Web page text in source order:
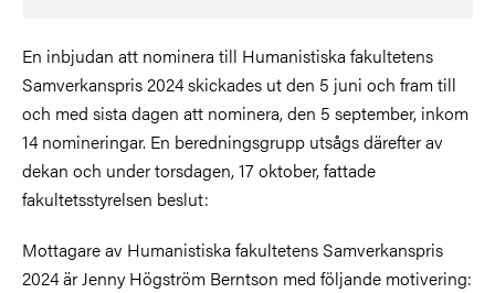
En inbjudan att nominera till Humanistiska fakultetens
Samverkanspris 2024 skickades ut den 5 juni och fram till
och med sista dagen att nominera, den 5 september, inkom
14 nomineringar. En beredningsgrupp utsågs därefter av
dekan och under torsdagen, 17 oktober, fattade
fakultetsstyrelsen beslut:
Mottagare av Humanistiska fakultetens Samverkanspris
2024 är Jenny Högström Berntson med följande motivering: